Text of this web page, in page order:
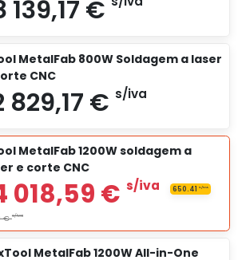
5 609,17 €
7 489,17 €s/iva
MetalFab 800W Soldagem a laser
CNC
MetalFab 1200W soldagem a
e corte CNC
MetalFab 1200W All-in-One